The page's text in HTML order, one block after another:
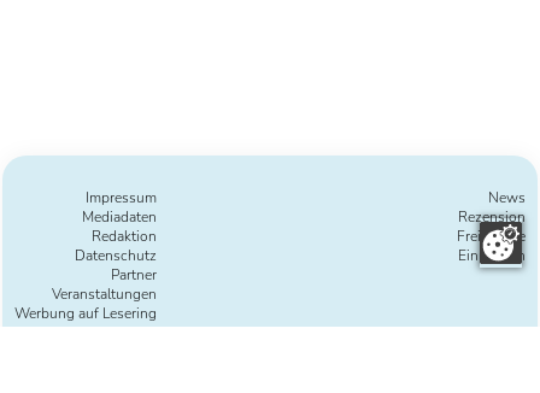
Impressum
Mediadaten
Redaktion
Datenschutz
Partner
Veranstaltungen
Werbung auf Lesering
News
Rezension
Freie Texte
Einreichen